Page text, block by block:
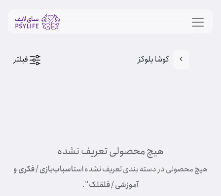
کوشا بلوکز فیلتر
هیچ محصولی تعریف نشده
هیچ محصولی در دسته بندی تعریف نشده استاسباب‌بازی / فکری و
آموزشی / قلقلک".